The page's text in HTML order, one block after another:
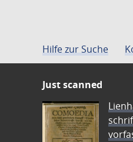
Hilfe zur Suche
Just scanned